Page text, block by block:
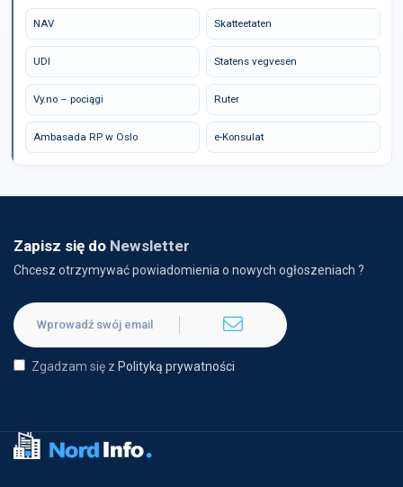
NAV Skatteetaten
UDI Statens vegvesen
Vy.no – pociągi Ruter
Ambasada RP w Oslo e-Konsulat
Zapisz się do Newsletter
Chcesz otrzymywać powiadomienia o nowych ogłoszeniach ?
Zgadzam się z Polityką prywatności